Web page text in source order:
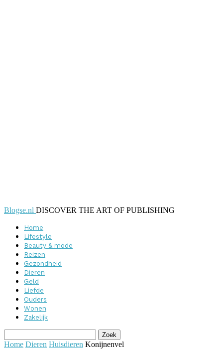
Blogse.nl DISCOVER THE ART OF PUBLISHING
Home
Lifestyle
Beauty & mode
Reizen
Gezondheid
Dieren
Geld
Liefde
Ouders
Wonen
Zakelijk
Home Dieren Huisdieren Konijnenvel